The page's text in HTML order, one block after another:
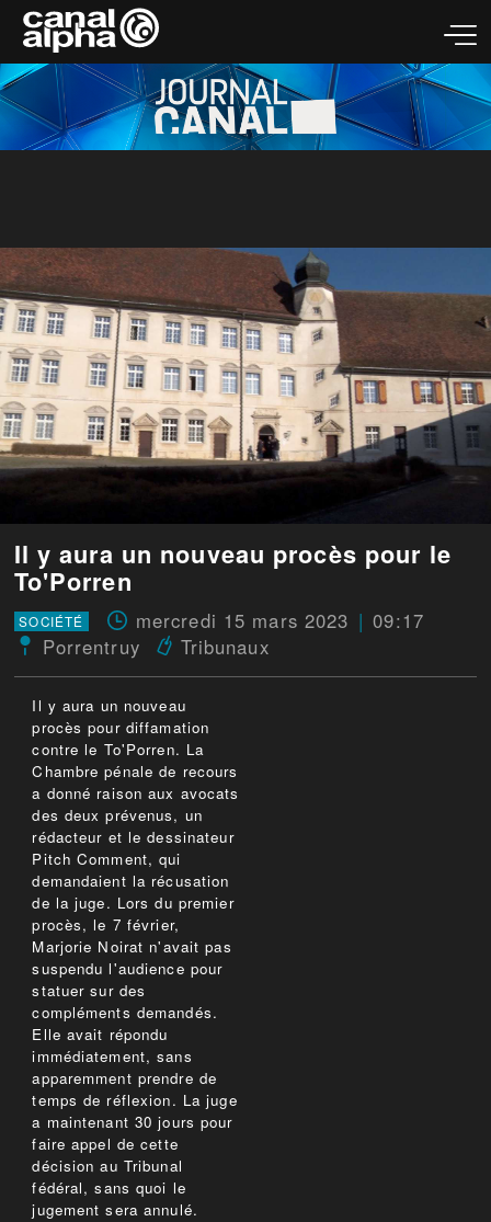
Il y aura un nouveau procès pour le
To'Porren
SOCIÉTÉ mercredi 15 mars 2023
09:17
Porrentruy
Tribunaux
Il y aura un nouveau
procès pour diffamation
contre le To'Porren. La
Chambre pénale de recours
a donné raison aux avocats
des deux prévenus, un
rédacteur et le dessinateur
Pitch Comment, qui
demandaient la récusation
de la juge. Lors du premier
procès, le 7 février,
Marjorie Noirat n'avait pas
suspendu l'audience pour
statuer sur des
compléments demandés.
Elle avait répondu
immédiatement, sans
apparemment prendre de
temps de réflexion. La juge
a maintenant 30 jours pour
faire appel de cette
décision au Tribunal
fédéral, sans quoi le
jugement sera annulé.